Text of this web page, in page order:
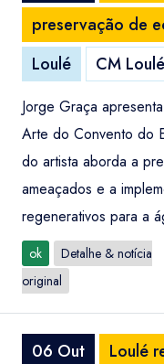
preservação de
Loulé
CM Loulé
Jorge Graça
Arte do Convento do
do artista aborda a
ameaçados e a
regenerativos para a
ok
Detalhe & notícia
original
06 Out
Loulé